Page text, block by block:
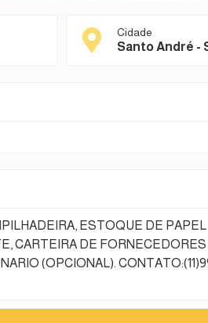
Cidade
Santo André -
ESTOQUE DE PAPEL
CARTEIRA DE FORNECEDORES
(OPCIONAL).